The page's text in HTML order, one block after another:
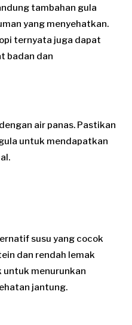
tambahan gula
yang menyehatkan.
ternyata juga dapat
badan dan
air panas. Pastikan
untuk mendapatkan
susu yang cocok
dan rendah lemak
untuk menurunkan
jantung.